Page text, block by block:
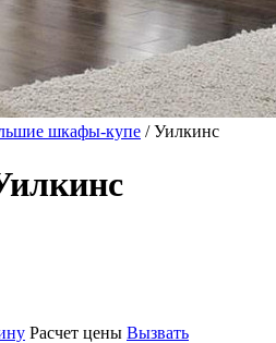
шкафы-купе / Уилкинс
Расчет цены Вызвать